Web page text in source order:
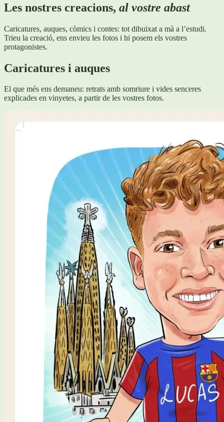
Les nostres creacions, al vostre abast
Caricatures, auques, còmics i contes: tot dibuixat a mà a l’estudi.
Trieu la creació, ens envieu les fotos i hi posem els vostres
protagonistes.
Caricatures i auques
El que més ens demaneu: retrats amb somriure i vides senceres
explicades en vinyetes, a partir de les vostres fotos.